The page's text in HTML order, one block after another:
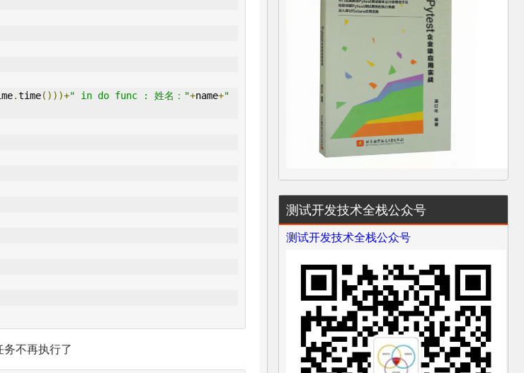
.time()))+" in do func : 姓名："+name+"
不再执行了
测试开发技术全栈公众号
测试开发技术全栈公众号